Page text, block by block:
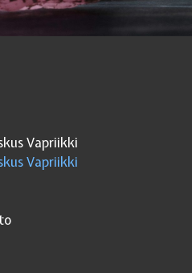
Vapriikki
Vapriikki